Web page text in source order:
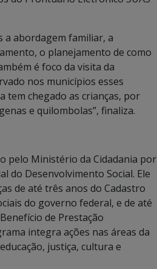
a abordagem familiar, a
o planejamento de como
é foco da visita da
nos municípios esses
tem chegado as crianças, por
e quilombolas”, finaliza.
pelo Ministério da Cidadania por
do Desenvolvimento Social. Ele
de até três anos do Cadastro
do governo federal, e de até
de Prestação
integra ações nas áreas da
justiça, cultura e